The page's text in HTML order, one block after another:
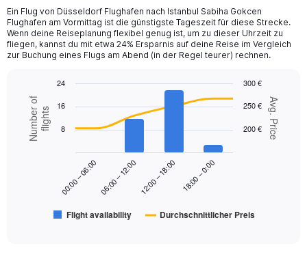
chart
has
1
Y
displaying
Range:
450.
Ein Flug von Düsseldorf Flughafen nach Istanbul Sabiha Gokcen
Flughafen am Vormittag ist die günstigste Tageszeit für diese Strecke.
Wenn deine Reiseplanung flexibel genug ist, um zu dieser Uhrzeit zu
fliegen, kannst du mit etwa 24% Ersparnis auf deine Reise im Vergleich
zur Buchung eines Flugs am Abend (in der Regel teurer) rechnen.
Combination
chart
with
data
Chart
graphic.
Avg. Price
Number offlights
Flight availability Durchschnittlicher Preis
00:00 – 06:00 06:00 – 12:00 12:00 – 18:00 18:00 – 0:00
200 €
250 €
300 €
8
16
24